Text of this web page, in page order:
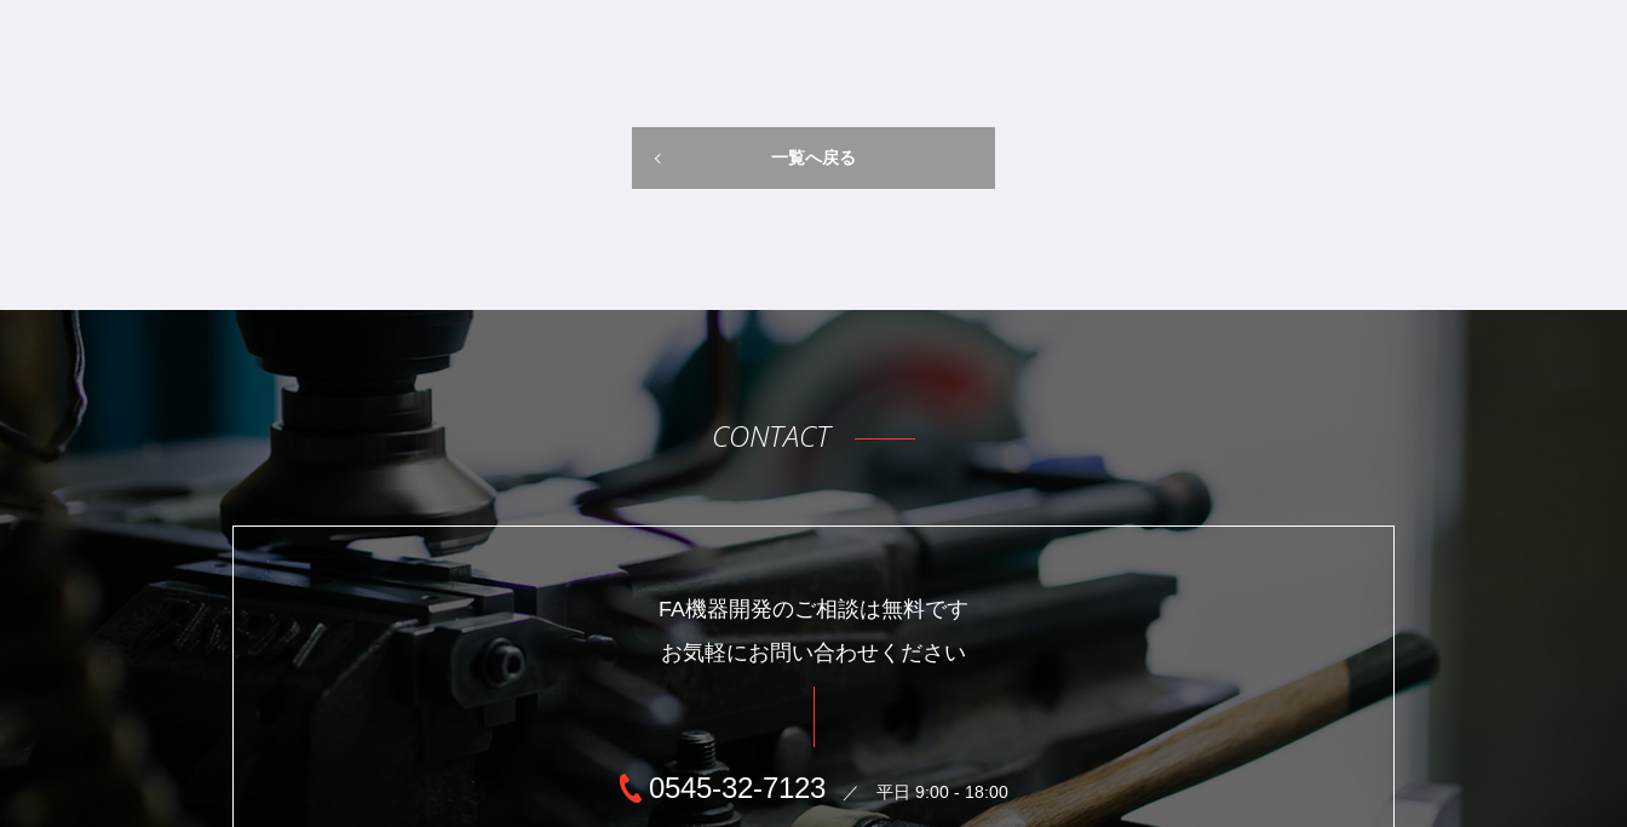
一覧へ戻る
CONTACT
FA機器開発のご相談は無料です
お気軽にお問い合わせください
0545-32-7123 ／ 平日 9:00 - 18:00